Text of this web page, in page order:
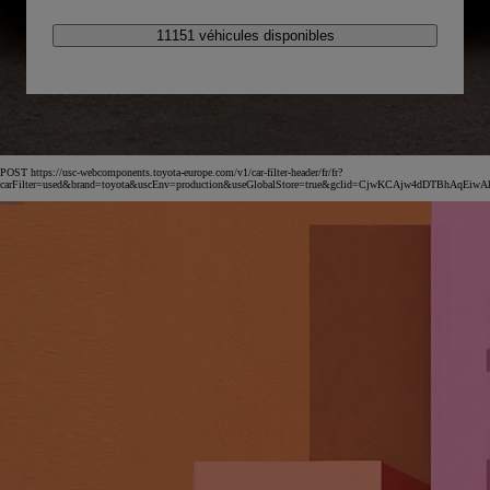
11151 véhicules disponibles
POST https://usc-webcomponents.toyota-europe.com/v1/car-filter-header/fr/fr?